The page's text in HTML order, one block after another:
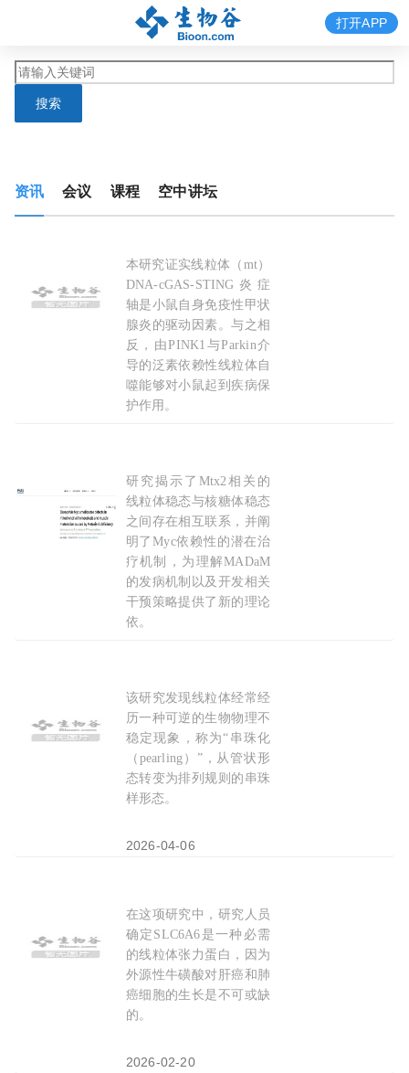
搜索
打开APP
资讯 会议 课程 空中讲坛
Nat Communi：甲状腺的“防火员”失灵了：中
本研究证实线粒体（mt）
DNA-cGAS-STING炎症
轴是小鼠自身免疫性甲状
腺炎的驱动因素。与之相
反，由PINK1与Parkin介
导的泛素依赖性线粒体自
噬能够对小鼠起到疾病保
护作用。
PNAS：线粒体与核糖体的“求救信号”，浙江大
研究揭示了Mtx2相关的
线粒体稳态与核糖体稳态
之间存在相互联系，并阐
明了Myc依赖性的潜在治
疗机制，为理解MADaM
的发病机制以及开发相关
干预策略提供了新的理论
依。
Science：线粒体自发“串珠”，竟是为了排好
该研究发现线粒体经常经
历一种可逆的生物物理不
稳定现象，称为“串珠化
（pearling）”，从管状形
态转变为排列规则的串珠
样形态。
2026-04-06
Nat Metab： 线粒体牛磺酸“大门”，复旦大学李
在这项研究中，研究人员
确定SLC6A6是一种必需
的线粒体张力蛋白，因为
外源性牛磺酸对肝癌和肺
癌细胞的生长是不可或缺
的。
2026-02-20